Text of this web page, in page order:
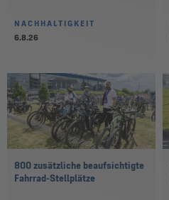
NACHHALTIGKEIT
6.8.26
800 zusätzliche beaufsichtigte
Fahrrad-Stellplätze